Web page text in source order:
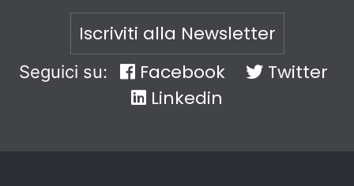
Iscriviti alla Newsletter
Seguici su: Facebook
Twitter
Linkedin